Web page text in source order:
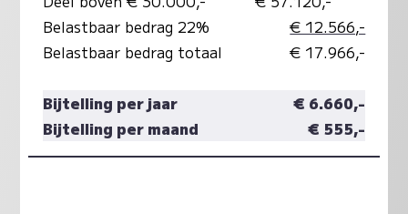
Belastbaar bedrag 22%
€ 12.566,-
Belastbaar bedrag totaal
€ 17.966,-
Bijtelling per jaar
€ 6.660,-
Bijtelling per maand
€ 555,-